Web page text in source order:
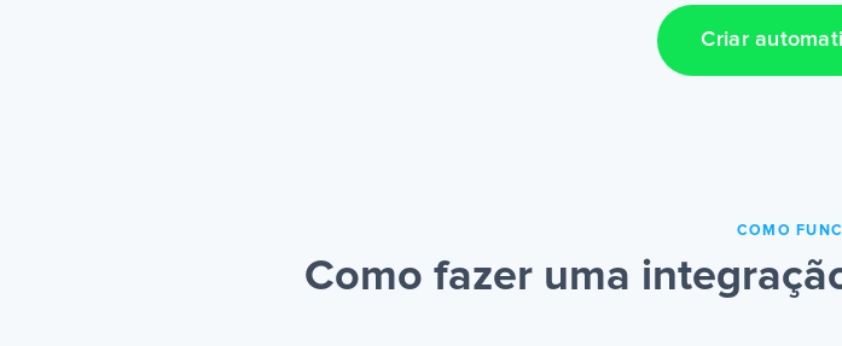
Criar
COMO
Como fazer uma